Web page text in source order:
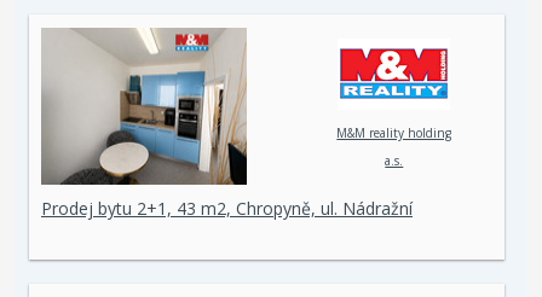
M&M reality holding
a.s.
Prodej bytu 2+1, 43 m2, Chropyně, ul. Nádražní